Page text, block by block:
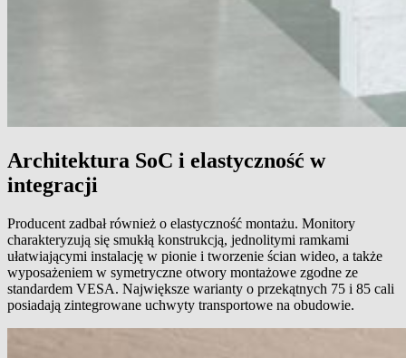
Architektura SoC i elastyczność w
integracji
Producent zadbał również o elastyczność montażu. Monitory
charakteryzują się smukłą konstrukcją, jednolitymi ramkami
ułatwiającymi instalację w pionie i tworzenie ścian wideo, a także
wyposażeniem w symetryczne otwory montażowe zgodne ze
standardem VESA. Największe warianty o przekątnych 75 i 85 cali
posiadają zintegrowane uchwyty transportowe na obudowie.